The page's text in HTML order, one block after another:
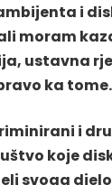
i
moram
ustavna
ka tome.
i
koje
svoga